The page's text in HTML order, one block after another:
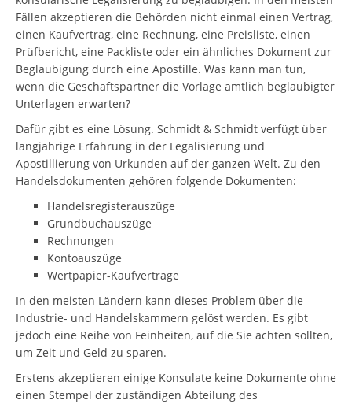
Fällen akzeptieren die Behörden nicht einmal einen Vertrag,
einen Kaufvertrag, eine Rechnung, eine Preisliste, einen
Prüfbericht, eine Packliste oder ein ähnliches Dokument zur
Beglaubigung durch eine Apostille. Was kann man tun,
wenn die Geschäftspartner die Vorlage amtlich beglaubigter
Unterlagen erwarten?
Dafür gibt es eine Lösung. Schmidt & Schmidt verfügt über
langjährige Erfahrung in der Legalisierung und
Apostillierung von Urkunden auf der ganzen Welt. Zu den
Handelsdokumenten gehören folgende Dokumenten:
Handelsregisterauszüge
Grundbuchauszüge
Rechnungen
Kontoauszüge
Wertpapier-Kaufverträge
In den meisten Ländern kann dieses Problem über die
Industrie- und Handelskammern gelöst werden. Es gibt
jedoch eine Reihe von Feinheiten, auf die Sie achten sollten,
um Zeit und Geld zu sparen.
Erstens akzeptieren einige Konsulate keine Dokumente ohne
einen Stempel der zuständigen Abteilung des